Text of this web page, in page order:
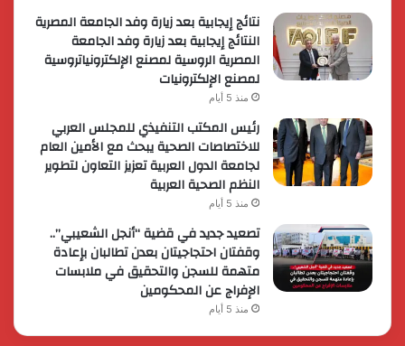
نتائج إيجابية بعد زيارة وفد الجامعة المصرية
النتائج إيجابية بعد زيارة وفد الجامعة
المصرية الروسية لمصنع الإلكترونياتروسية
لمصنع الإلكترونيات
منذ 5 أيام
رئيس المكتب التنفيذي للمجلس العربي
للاختصاصات الصحية يبحث مع الأمين العام
لجامعة الدول العربية تعزيز التعاون لتطوير
النظم الصحية العربية
منذ 5 أيام
تصعيد جديد في قضية “أنجل الشعيبي”..
وقفتان احتجاجيتان بعدن تطالبان بإعادة
متهمة للسجن والتحقيق في ملابسات
الإفراج عن المحكومين
منذ 5 أيام